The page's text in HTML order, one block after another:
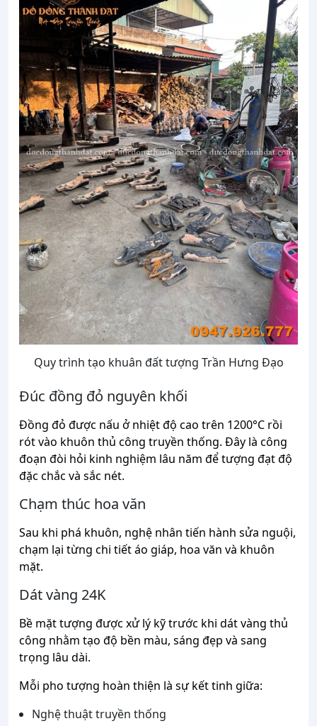
Quy trình tạo khuân đất tượng Trần Hưng Đạo
Đúc đồng đỏ nguyên khối
Đồng đỏ được nấu ở nhiệt độ cao trên 1200°C rồi
rót vào khuôn thủ công truyền thống. Đây là công
đoạn đòi hỏi kinh nghiệm lâu năm để tượng đạt độ
đặc chắc và sắc nét.
Chạm thúc hoa văn
Sau khi phá khuôn, nghệ nhân tiến hành sửa nguội,
chạm lại từng chi tiết áo giáp, hoa văn và khuôn
mặt.
Dát vàng 24K
Bề mặt tượng được xử lý kỹ trước khi dát vàng thủ
công nhằm tạo độ bền màu, sáng đẹp và sang
trọng lâu dài.
Mỗi pho tượng hoàn thiện là sự kết tinh giữa:
Nghệ thuật truyền thống